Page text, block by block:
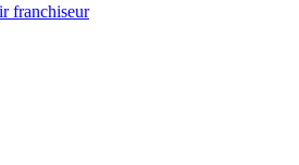
franchiseur